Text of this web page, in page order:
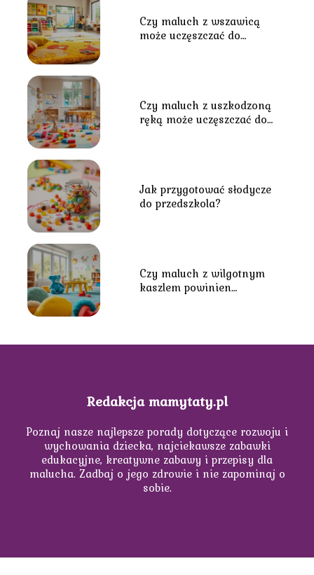
Czy maluch z wszawicą
może uczęszczać do
Czy maluch z uszkodzoną
ręką może uczęszczać do
Jak przygotować słodycze
do przedszkola?
Czy maluch z wilgotnym
kaszlem powinien
Redakcja mamytaty.pl
Poznaj nasze najlepsze porady dotyczące rozwoju i
wychowania dziecka, najciekawsze zabawki
edukacyjne, kreatywne zabawy i przepisy dla
malucha. Zadbaj o jego zdrowie i nie zapominaj o
sobie.